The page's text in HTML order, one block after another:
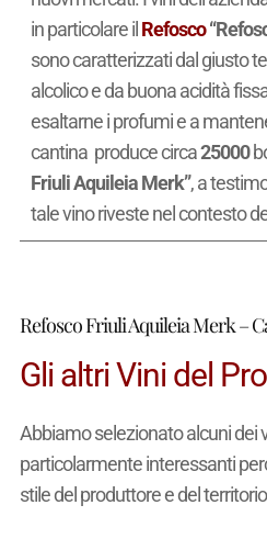
in particolare il Refosco
sono caratterizzati dal giusto
alcolico e da buona acidità
esaltarne i profumi e a
cantina produce circa25000
Friuli Aquileia Merk”, a
tale vino riveste nel contesto
Refosco Friuli Aquileia Merk –
Gli altri Vini del
Abbiamo selezionato alcuni dei
particolarmente interessanti
stile del produttore e del